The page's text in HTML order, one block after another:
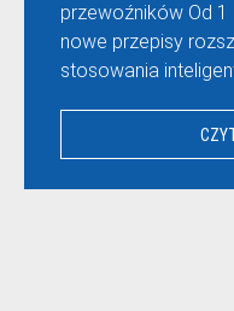
przewoźników Od
nowe przepisy
stosowania